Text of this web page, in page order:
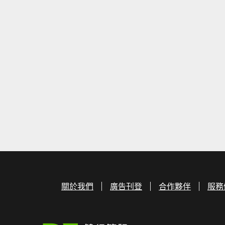
關於我們 廣告刊登 合作夥伴 服